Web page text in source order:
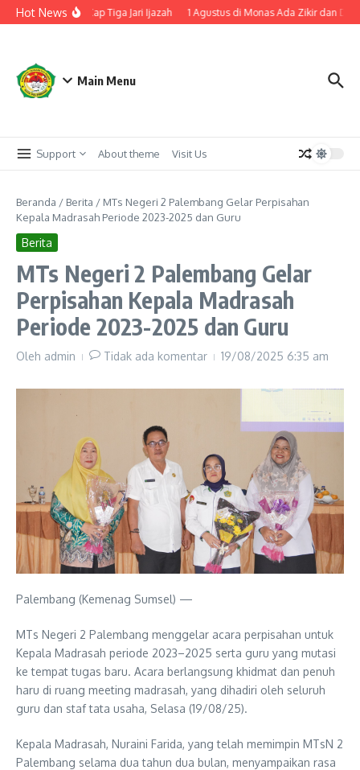
Lewati ke konten
Hot News
Laksanakan Cap Tiga Jari Ijazah 1 Agustus di Monas Ada Zikir dan Doa
Main Menu
Support About theme Visit Us
Beranda / Berita / MTs Negeri 2 Palembang Gelar Perpisahan
Kepala Madrasah Periode 2023-2025 dan Guru
Berita
MTs Negeri 2 Palembang Gelar
Perpisahan Kepala Madrasah
Periode 2023-2025 dan Guru
Oleh admin Tidak ada komentar 19/08/2025 6:35 am
Palembang (Kemenag Sumsel) —
MTs Negeri 2 Palembang menggelar acara perpisahan untuk
Kepala Madrasah periode 2023–2025 serta guru yang mutasi
ke tempat tugas baru. Acara berlangsung khidmat dan penuh
haru di ruang meeting madrasah, yang dihadiri oleh seluruh
guru dan staf tata usaha, Selasa (19/08/25).
Kepala Madrasah, Nuraini Farida, yang telah memimpin MTsN 2
Palembang selama dua tahun dua bulan, menyampaikan rasa